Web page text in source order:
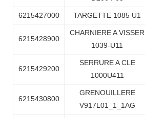
6215427000 TARGETTE 1085 U1
6215428900
CHARNIERE A VISSER
1039-U11
6215429200
SERRURE A CLE
1000U411
6215430800
GRENOUILLERE
V917L01_1_1AG